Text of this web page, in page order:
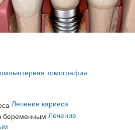
томография
Лечение кариеса
Лечение